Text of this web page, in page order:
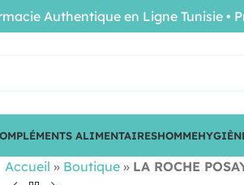
ALIMENTAIRESHOMME
Accueil » Boutique» LA ROCHE
Authentique en Ligne Tunisie •